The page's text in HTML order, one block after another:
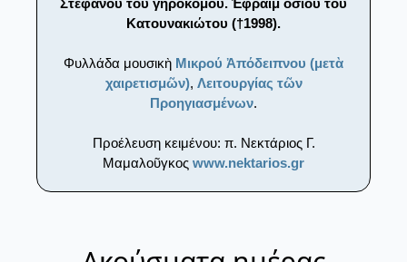
Κατουνακιώτου (†1998).
Φυλλάδα μουσικὴ Μικρού Ἀπόδειπνου (μετὰ
χαιρετισμῶν), Λειτουργίας τῶν
Προηγιασμένων.
Προέλευση κειμένου: π. Νεκτάριος Γ.
Μαμαλοῦγκος www.nektarios.gr